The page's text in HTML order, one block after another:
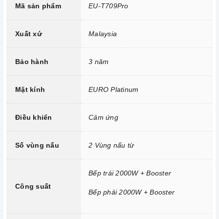
Bếp được trang bị mặt kínhEURO Platinum
lực và chịu nhiệt tốt, dễ vệ sinh.
Mặt kính Euro Glass Ceramic chịu lực, chịu nhiệt
Công nghệ hiện đại
Sử dụng bản mạch mâm từ theo công nghệ Châu Âu
Công nghệ biến tần INVERTER tiết kiệm 30% điện năng.
Mã sản phẩm EU-T709Pro
Xuất xứ Malaysia
Bảo hành 3 năm
Mặt kính EURO Platinum
Điều khiển Cảm ứng
Số vùng nấu 2 Vùng nấu từ
Công suất
Bếp trái 2000W + Booster
Bếp phải 2000W + Booster